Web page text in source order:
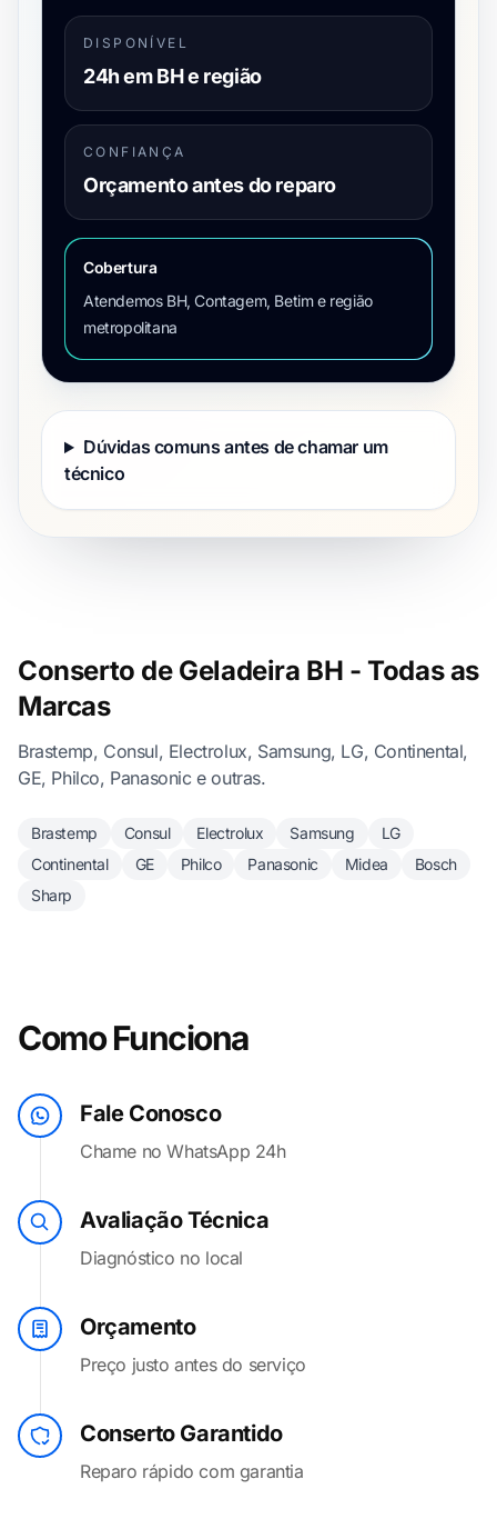
DISPONÍVEL
24h em BH e região
CONFIANÇA
Orçamento antes do reparo
Cobertura
Atendemos BH, Contagem, Betim e região
metropolitana
Dúvidas comuns antes de chamar um
técnico
Conserto de Geladeira BH - Todas as
Marcas
Brastemp, Consul, Electrolux, Samsung, LG, Continental,
GE, Philco, Panasonic e outras.
Brastemp Consul Electrolux Samsung
LG
Continental
GE Philco Panasonic Midea
Bosch
Sharp
Como Funciona
Fale Conosco
Chame no WhatsApp 24h
Avaliação Técnica
Diagnóstico no local
Orçamento
Preço justo antes do serviço
Conserto Garantido
Reparo rápido com garantia